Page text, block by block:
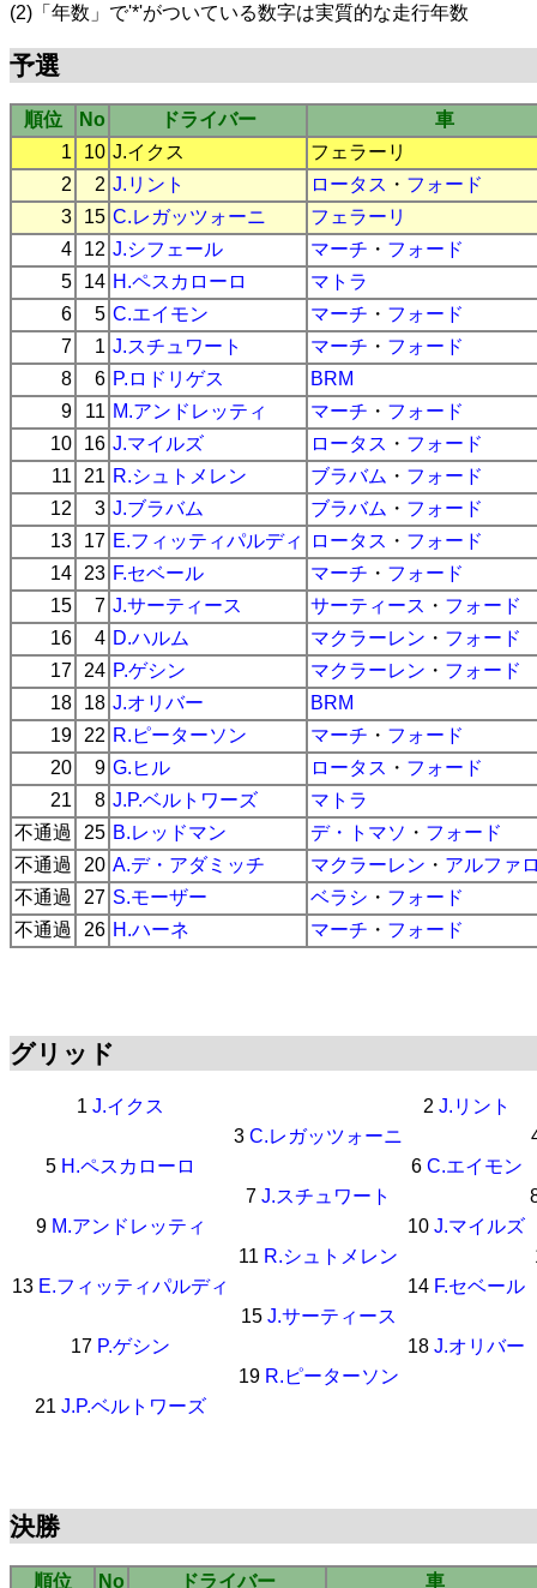
(2)「年数」で'*'がついている数字は実質的な走行年数
予選
順位 No ドライバー
車
1
10 J.イクス
フェラーリ
2
2 J.リント ロータス ・ フォード
3
15 C.レガッツォーニ
フェラーリ
4
12 J.シフェール マーチ ・ フォード
5
14 H.ペスカローロ
マトラ
6
5 C.エイモン マーチ ・ フォード
7
1 J.スチュワート マーチ ・ フォード
8
6 P.ロドリゲス
BRM
9
11 M.アンドレッティ マーチ ・ フォード
10
16 J.マイルズ ロータス ・ フォード
11
21 R.シュトメレン ブラバム ・ フォード
12
3 J.ブラバム ブラバム ・ フォード
13
17 E.フィッティパルディ ロータス ・ フォード
14
23 F.セベール マーチ ・ フォード
15
7 J.サーティース サーティース ・ フォード
16
4 D.ハルム マクラーレン ・ フォード
17
24 P.ゲシン マクラーレン ・ フォード
18
18 J.オリバー
BRM
19
22 R.ピーターソン マーチ ・ フォード
20
9 G.ヒル ロータス ・ フォード
21
8 J.P.ベルトワーズ
マトラ
不通過
25 B.レッドマン デ・トマソ ・ フォード
不通過
20 A.デ・アダミッチ マクラーレン ・ アルファ
不通過
27 S.モーザー ベラシ ・ フォード
不通過
26 H.ハーネ マーチ ・ フォード
グリッド
1 J.イクス 2 J.リント
3 C.レガッツォーニ
5 H.ペスカローロ 6 C.エイモン
7 J.スチュワート
9 M.アンドレッティ 10 J.マイルズ
11 R.シュトメレン
13 E.フィッティパルディ 14 F.セベール
15 J.サーティース
17 P.ゲシン 18 J.オリバー
19 R.ピーターソン
21 J.P.ベルトワーズ
決勝
順位 No ドライバー
車